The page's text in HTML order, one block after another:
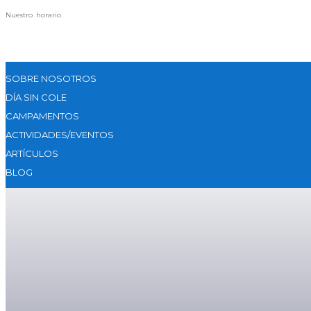
Nuestro horario
SOBRE NOSOTROS
DÍA SIN COLE
CAMPAMENTOS
ACTIVIDADES/EVENTOS
ARTÍCULOS
BLOG